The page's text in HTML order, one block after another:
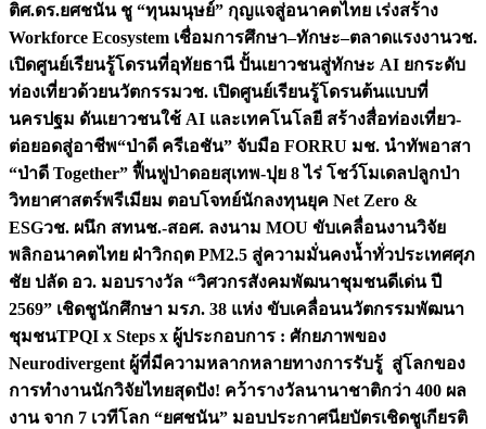
ติศ.ดร.ยศชนัน ชู “ทุนมนุษย์” กุญแจสู่อนาคตไทย เร่งสร้าง
Workforce Ecosystem เชื่อมการศึกษา–ทักษะ–ตลาดแรงงานวช.
เปิดศูนย์เรียนรู้โดรนที่อุทัยธานี ปั้นเยาวชนสู่ทักษะ AI ยกระดับ
ท่องเที่ยวด้วยนวัตกรรมวช. เปิดศูนย์เรียนรู้โดรนต้นแบบที่
นครปฐม ดันเยาวชนใช้ AI และเทคโนโลยี สร้างสื่อท่องเที่ยว-
ต่อยอดสู่อาชีพ“ป่าดี ครีเอชัน” จับมือ FORRU มช. นำทัพอาสา
“ป่าดี Together” ฟื้นฟูป่าดอยสุเทพ-ปุย 8 ไร่ โชว์โมเดลปลูกป่า
วิทยาศาสตร์พรีเมียม ตอบโจทย์นักลงทุนยุค Net Zero &
ESGวช. ผนึก สทนช.-สอศ. ลงนาม MOU ขับเคลื่อนงานวิจัย
พลิกอนาคตไทย ฝ่าวิกฤต PM2.5 สู่ความมั่นคงน้ำทั่วประเทศศุภ
ชัย ปลัด อว. มอบรางวัล “วิศวกรสังคมพัฒนาชุมชนดีเด่น ปี
2569” เชิดชูนักศึกษา มรภ. 38 แห่ง ขับเคลื่อนนวัตกรรมพัฒนา
ชุมชนTPQI x Steps x ผู้ประกอบการ : ศักยภาพของ
Neurodivergent ผู้ที่มีความหลากหลายทางการรับรู้ สู่โลกของ
การทำงานนักวิจัยไทยสุดปัง! คว้ารางวัลนานาชาติกว่า 400 ผล
งาน จาก 7 เวทีโลก “ยศชนัน” มอบประกาศนียบัตรเชิดชูเกียรติ